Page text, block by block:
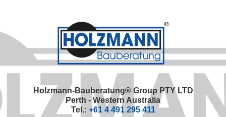
primary
navigation
main
content
primary
sidebar
footer
Holzmann-Bauberatung® Group PTY LTD
Perth - Western Australia
Tel.: +61 4 491 295 411